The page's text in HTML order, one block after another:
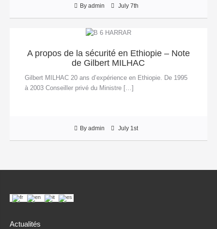
By admin July 7th
A propos de la sécurité en Ethiopie – Note
de Gilbert MILHAC
Gilbert MILHAC 20 ans d’expérience en Ethiopie. De 1995
à 2003 Conseiller privé du Ministre […]
By admin July 1st
Actualités